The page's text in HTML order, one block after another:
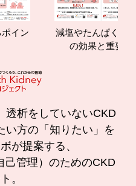
減塩やたんぱく質管理
の効果と重要性
透析をしていないCKD
い方の「知りたい」を
が提案する、
己管理）のためのCKD
。